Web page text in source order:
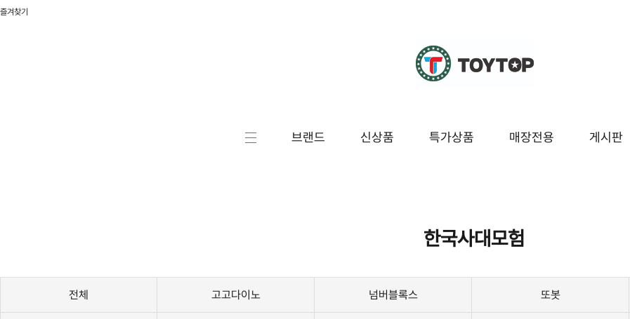
즐겨찾기
브랜드 신상품 특가상품 매장전용 게시판
승용완구 도서/문구
잡화
시즌[여름]
한국사대모험
전체 고고다이노 넘버블록스 또봇